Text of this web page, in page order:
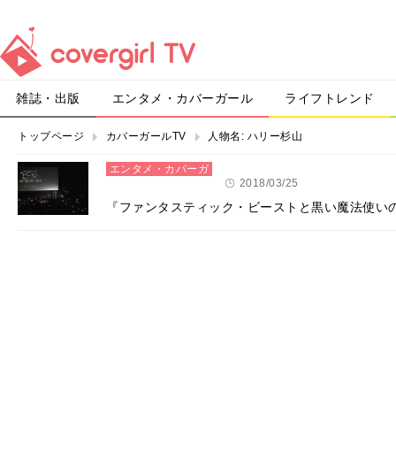
雑誌・出版 エンタメ・カバーガール ライフトレンド
トップページ カバーガールTV 人物名: ハリー杉山
エンタメ・カバーガ
2018/03/25
『ファンタスティック・ビーストと黒い魔法使